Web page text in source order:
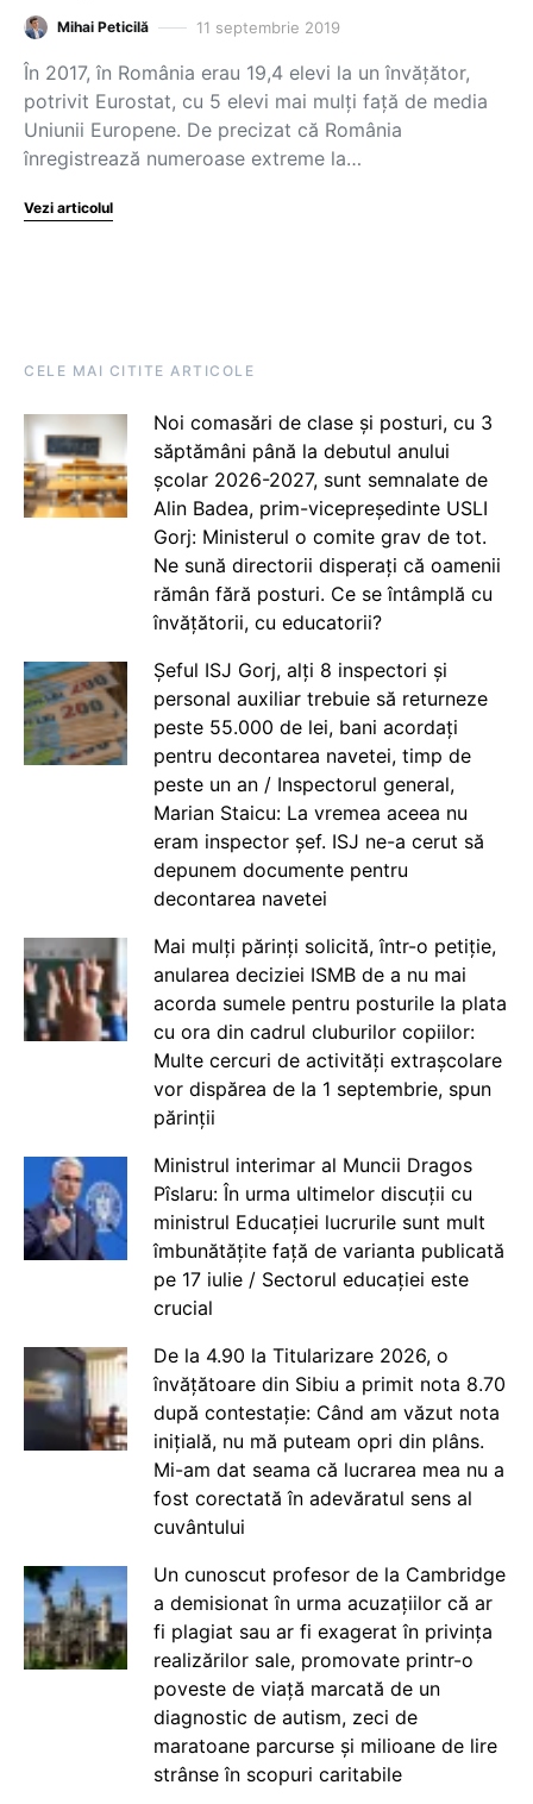
Mihai Peticilă 11 septembrie 2019
În 2017, în România erau 19,4 elevi la un învățător,
potrivit Eurostat, cu 5 elevi mai mulți față de media
Uniunii Europene. De precizat că România
înregistrează numeroase extreme la…
Vezi articolul
CELE MAI CITITE ARTICOLE
Noi comasări de clase și posturi, cu 3
săptămâni până la debutul anului
școlar 2026-2027, sunt semnalate de
Alin Badea, prim-vicepreședinte USLI
Gorj: Ministerul o comite grav de tot.
Ne sună directorii disperați că oamenii
rămân fără posturi. Ce se întâmplă cu
învățătorii, cu educatorii?
Șeful ISJ Gorj, alți 8 inspectori și
personal auxiliar trebuie să returneze
peste 55.000 de lei, bani acordați
pentru decontarea navetei, timp de
peste un an / Inspectorul general,
Marian Staicu: La vremea aceea nu
eram inspector șef. ISJ ne-a cerut să
depunem documente pentru
decontarea navetei
Mai mulți părinți solicită, într-o petiție,
anularea deciziei ISMB de a nu mai
acorda sumele pentru posturile la plata
cu ora din cadrul cluburilor copiilor:
Multe cercuri de activități extrașcolare
vor dispărea de la 1 septembrie, spun
părinții
Ministrul interimar al Muncii Dragos
Pîslaru: În urma ultimelor discuții cu
ministrul Educației lucrurile sunt mult
îmbunătățite față de varianta publicată
pe 17 iulie / Sectorul educației este
crucial
De la 4.90 la Titularizare 2026, o
învățătoare din Sibiu a primit nota 8.70
după contestație: Când am văzut nota
inițială, nu mă puteam opri din plâns.
Mi-am dat seama că lucrarea mea nu a
fost corectată în adevăratul sens al
cuvântului
Un cunoscut profesor de la Cambridge
a demisionat în urma acuzațiilor că ar
fi plagiat sau ar fi exagerat în privința
realizărilor sale, promovate printr-o
poveste de viață marcată de un
diagnostic de autism, zeci de
maratoane parcurse și milioane de lire
strânse în scopuri caritabile